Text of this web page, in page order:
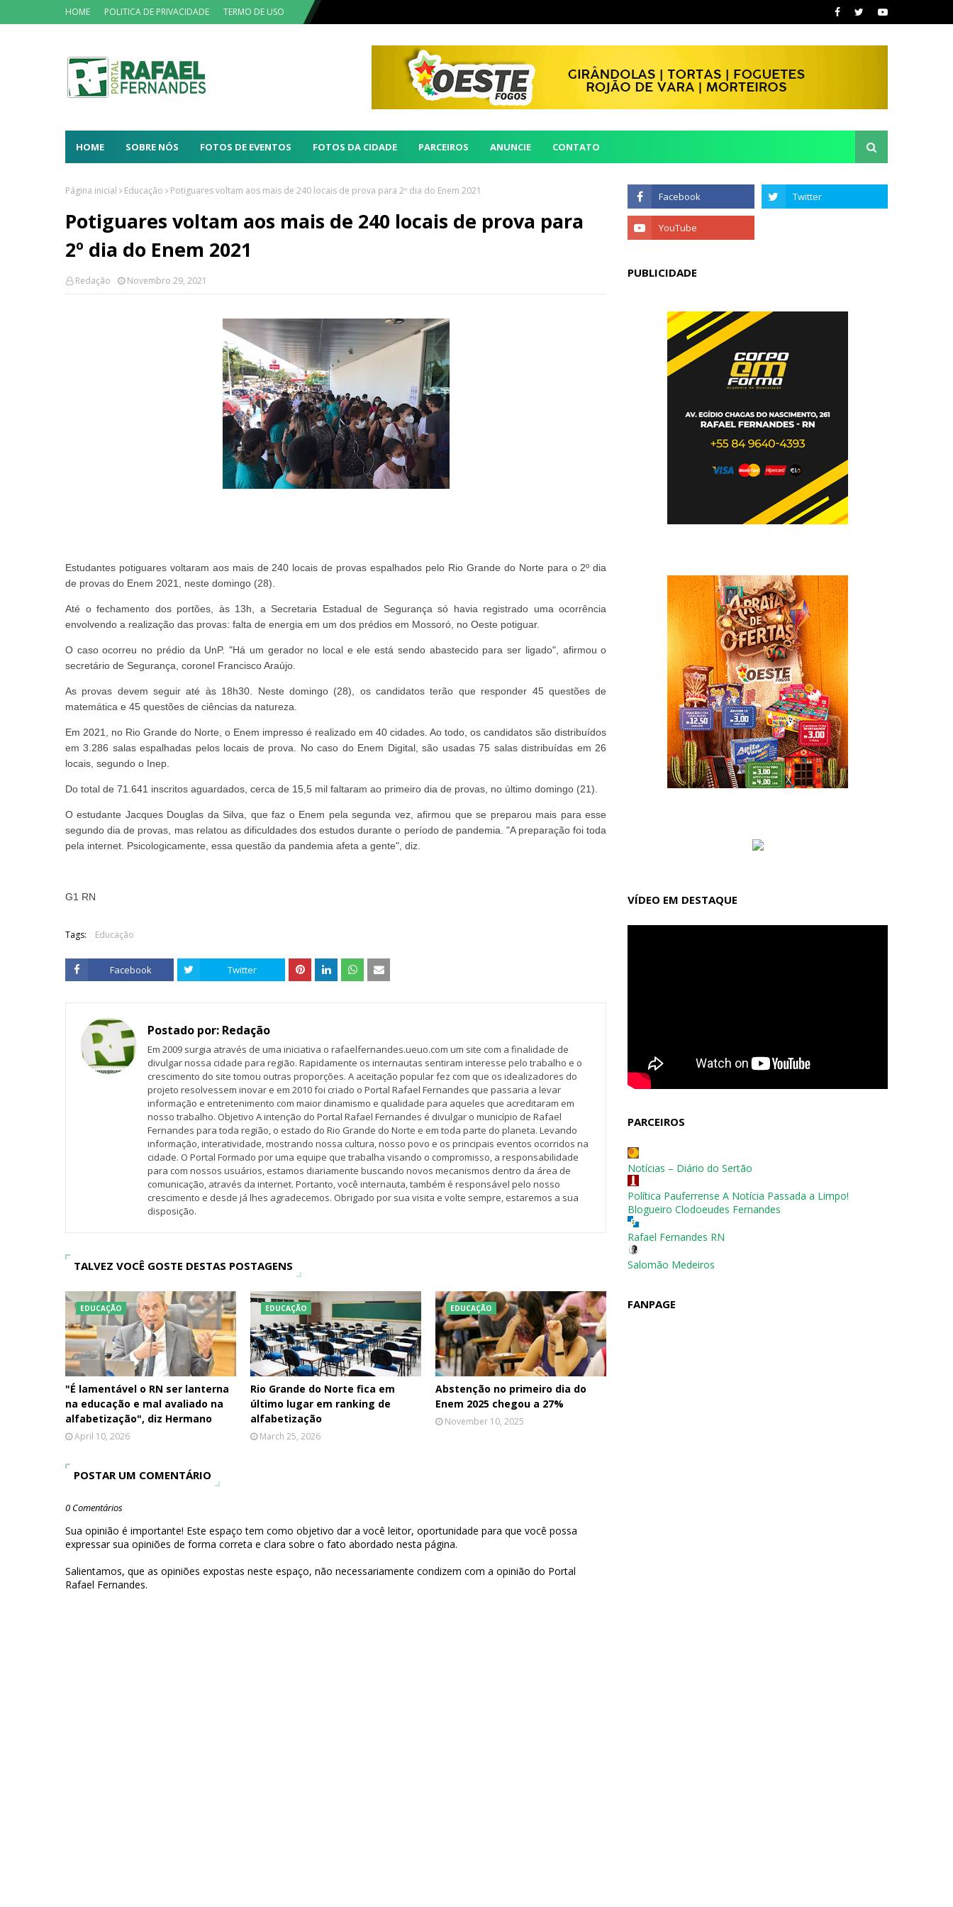
HOME POLITICA DE PRIVACIDADE TERMO DE USO
HOME SOBRE NÓS FOTOS DE EVENTOS FOTOS DA CIDADE PARCEIROS ANUNCIE CONTATO
Página inicial Educação Potiguares voltam aos mais de 240 locais de prova para 2º dia do Enem 2021
Potiguares voltam aos mais de 240 locais de prova para
2º dia do Enem 2021
Redação Novembro 29, 2021
Estudantes potiguares voltaram aos mais de 240 locais de provas espalhados pelo Rio Grande do Norte para o 2º dia
de provas do Enem 2021, neste domingo (28).
Até o fechamento dos portões, às 13h, a Secretaria Estadual de Segurança só havia registrado uma ocorrência
envolvendo a realização das provas: falta de energia em um dos prédios em Mossoró, no Oeste potiguar.
O caso ocorreu no prédio da UnP. "Há um gerador no local e ele está sendo abastecido para ser ligado", afirmou o
secretário de Segurança, coronel Francisco Araújo.
As provas devem seguir até às 18h30. Neste domingo (28), os candidatos terão que responder 45 questões de
matemática e 45 questões de ciências da natureza.
Em 2021, no Rio Grande do Norte, o Enem impresso é realizado em 40 cidades. Ao todo, os candidatos são distribuídos
em 3.286 salas espalhadas pelos locais de prova. No caso do Enem Digital, são usadas 75 salas distribuídas em 26
locais, segundo o Inep.
Do total de 71.641 inscritos aguardados, cerca de 15,5 mil faltaram ao primeiro dia de provas, no último domingo (21).
O estudante Jacques Douglas da Silva, que faz o Enem pela segunda vez, afirmou que se preparou mais para esse
segundo dia de provas, mas relatou as dificuldades dos estudos durante o período de pandemia. "A preparação foi toda
pela internet. Psicologicamente, essa questão da pandemia afeta a gente", diz.
G1 RN
Tags: Educação
Facebook Twitter
Postado por: Redação
Em 2009 surgia através de uma iniciativa o rafaelfernandes.ueuo.com um site com a finalidade de
divulgar nossa cidade para região. Rapidamente os internautas sentiram interesse pelo trabalho e o
crescimento do site tomou outras proporções. A aceitação popular fez com que os idealizadores do
projeto resolvessem inovar e em 2010 foi criado o Portal Rafael Fernandes que passaria a levar
informação e entretenimento com maior dinamismo e qualidade para aqueles que acreditaram em
nosso trabalho. Objetivo A intenção do Portal Rafael Fernandes é divulgar o município de Rafael
Fernandes para toda região, o estado do Rio Grande do Norte e em toda parte do planeta. Levando
informação, interatividade, mostrando nossa cultura, nosso povo e os principais eventos ocorridos na
cidade. O Portal Formado por uma equipe que trabalha visando o compromisso, a responsabilidade
para com nossos usuários, estamos diariamente buscando novos mecanismos dentro da área de
comunicação, através da internet. Portanto, você internauta, também é responsável pelo nosso
crescimento e desde já lhes agradecemos. Obrigado por sua visita e volte sempre, estaremos a sua
disposição.
TALVEZ VOCÊ GOSTE DESTAS POSTAGENS
EDUCAÇÃO
"É lamentável o RN ser lanterna
na educação e mal avaliado na
alfabetização", diz Hermano
April 10, 2026
EDUCAÇÃO
Rio Grande do Norte fica em
último lugar em ranking de
alfabetização
March 25, 2026
EDUCAÇÃO
Abstenção no primeiro dia do
Enem 2025 chegou a 27%
November 10, 2025
POSTAR UM COMENTÁRIO
0 Comentários
Sua opinião é importante! Este espaço tem como objetivo dar a você leitor, oportunidade para que você possa
expressar sua opiniões de forma correta e clara sobre o fato abordado nesta página.
Salientamos, que as opiniões expostas neste espaço, não necessariamente condizem com a opinião do Portal
Rafael Fernandes.
PUBLICIDADE
VÍDEO EM DESTAQUE
PARCEIROS
Notícias – Diário do Sertão
Política Pauferrense A Notícia Passada a Limpo!
Blogueiro Clodoeudes Fernandes
Rafael Fernandes RN
Salomão Medeiros
FANPAGE